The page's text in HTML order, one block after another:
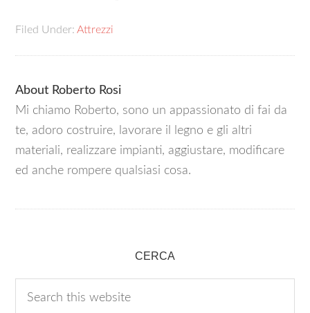
Filed Under:Attrezzi
About Roberto Rosi
Mi chiamo Roberto, sono un appassionato di fai da
te, adoro costruire, lavorare il legno e gli altri
materiali, realizzare impianti, aggiustare, modificare
ed anche rompere qualsiasi cosa.
CERCA